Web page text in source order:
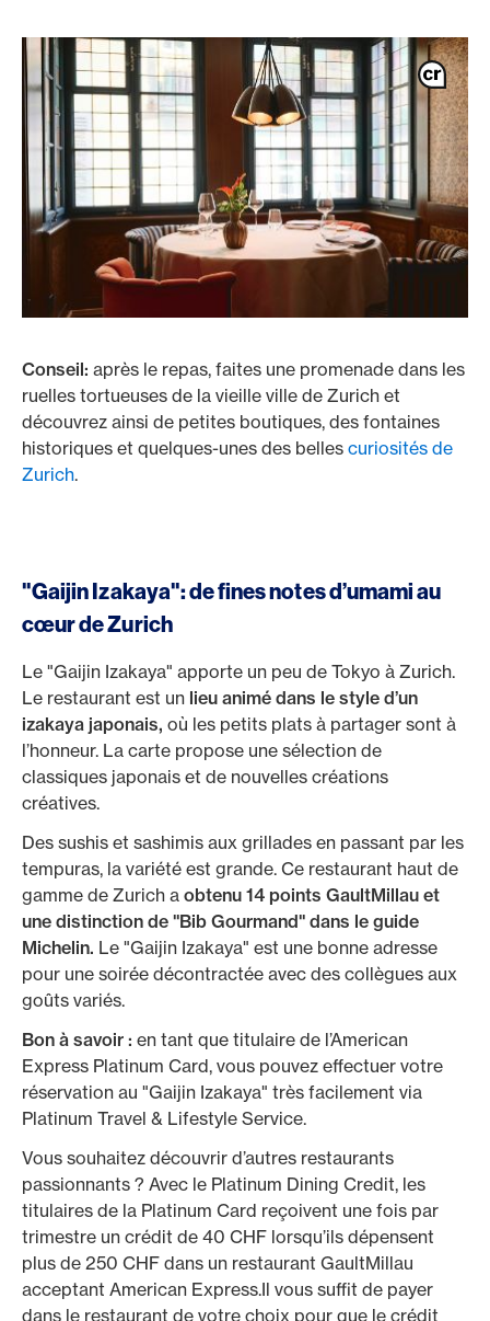
Conseil: après le repas, faites une promenade dans les
ruelles tortueuses de la vieille ville de Zurich et
découvrez ainsi de petites boutiques, des fontaines
historiques et quelques-unes des belles curiosités de
Zurich.
"Gaijin Izakaya": de fines notes d’umami au
cœur de Zurich
Le "Gaijin Izakaya" apporte un peu de Tokyo à Zurich.
Le restaurant est un lieu animé dans le style d’un
izakaya japonais, où les petits plats à partager sont à
l’honneur. La carte propose une sélection de
classiques japonais et de nouvelles créations
créatives.
Des sushis et sashimis aux grillades en passant par les
tempuras, la variété est grande. Ce restaurant haut de
gamme de Zurich a obtenu 14 points GaultMillau et
une distinction de "Bib Gourmand" dans le guide
Michelin. Le "Gaijin Izakaya" est une bonne adresse
pour une soirée décontractée avec des collègues aux
goûts variés.
Bon à savoir : en tant que titulaire de l’American
Express Platinum Card, vous pouvez effectuer votre
réservation au "Gaijin Izakaya" très facilement via
Platinum Travel & Lifestyle Service.
Vous souhaitez découvrir d’autres restaurants
passionnants ? Avec le Platinum Dining Credit, les
titulaires de la Platinum Card reçoivent une fois par
trimestre un crédit de 40 CHF lorsqu’ils dépensent
plus de 250 CHF dans un restaurant GaultMillau
acceptant American Express.Il vous suffit de payer
dans le restaurant de votre choix pour que le crédit